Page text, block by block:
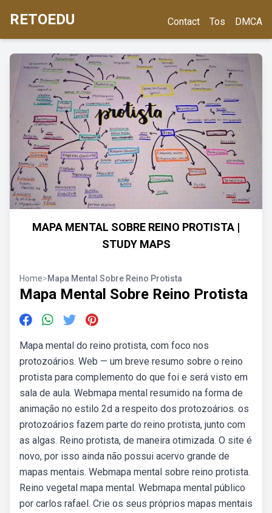
RETOEDU Contact Tos DMCA
MAPA MENTAL SOBRE REINO PROTISTA |
STUDY MAPS
Home>Mapa Mental Sobre Reino Protista
Mapa Mental Sobre Reino Protista
Mapa mental do reino protista, com foco nos
protozoários. Web — um breve resumo sobre o reino
protista para complemento do que foi e será visto em
sala de aula. Webmapa mental resumido na forma de
animação no estilo 2d a respeito dos protozoários. os
protozoários fazem parte do reino protista, junto com
as algas. Reino protista, de maneira otimizada. O site é
novo, por isso ainda não possui acervo grande de
mapas mentais. Webmapa mental sobre reino protista.
Reino vegetal mapa mental. Webmapa mental público
por carlos rafael. Crie os seus próprios mapas mentais